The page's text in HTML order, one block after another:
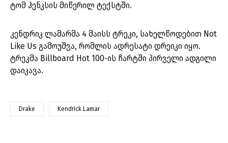
ტომ ჰენკსის მიწერილ ტექსტში.
კენდრიკ ლამარმა 4 მაისს ტრეკი, სახელწოდებით Not
Like Us გამოუშვა, რომლის ადრესატი დრეიკი იყო.
ტრეკმა Billboard Hot 100-ის ჩარტში პირველი ადგილი
დაიკავა.
Drake Kendrick Lamar